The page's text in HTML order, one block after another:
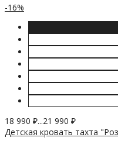
-16%
18 990 ₽...21 990 ₽
Детская кровать тахта